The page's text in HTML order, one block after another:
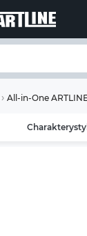
All-in-One